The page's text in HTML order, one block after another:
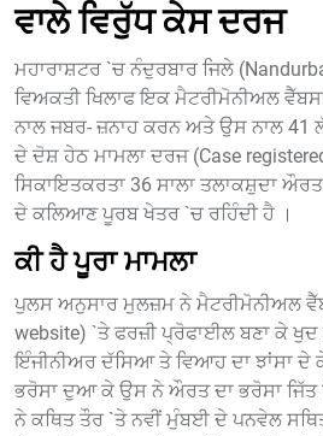
ਵਾਲੇ ਵਿਰੁੱਧ ਕੇਸ ਦਰਜ
ਮਹਾਰਾਸ਼ਟਰ `ਚ ਨੰਦੁਰਬਾਰ ਜਿਲੇ
ਵਿਅਕਤੀ ਖਿਲਾਫ ਇਕ ਮੈਟਰੀਮੋਨੀਅਲ
ਨਾਲ ਜਬਰ- ਜ਼ਨਾਹ ਕਰਨ ਅਤੇ ਉਸ ਨਾਲ 41
ਦੇ ਦੋਸ਼ ਹੇਠ ਮਾਮਲਾ ਦਰਜ (Case
ਸਿਕਾਇਤਕਰਤਾ 36 ਸਾਲਾ ਤਲਾਕਸ਼ੁਦਾ
ਦੇ ਕਲਿਆਣ ਪੂਰਬ ਖੇਤਰ `ਚ ਰਹਿੰਦੀ ਹੈ ।
ਕੀ ਹੈ ਪੂਰਾ ਮਾਮਲਾ
ਪੁਲਸ ਅਨੁਸਾਰ ਮੁਲਜ਼ਮ ਨੇ ਮੈਟਰੀਮੋਨੀਅਲ
website) `ਤੇ ਫਰਜ਼ੀ ਪ੍ਰੋਫਾਈਲ ਬਣਾ ਕੇ ਖੁਦ
ਇੰਜੀਨੀਅਰ ਦੱਸਿਆ ਤੇ ਵਿਆਹ ਦਾ ਝਾਂਸਾ
ਭਰੋਸਾ ਦੁਆ ਕੇ ਉਸ ਨੇ ਔਰਤ ਦਾ ਭਰੋਸਾ
ਨੇ ਕਥਿਤ ਤੌਰ `ਤੇ ਨਵੀਂ ਮੁੰਬਈ ਦੇ ਪਨਵੇਲ